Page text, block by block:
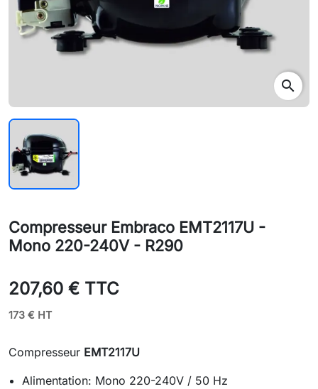
search
Compresseur Embraco EMT2117U -
Mono 220-240V - R290
207,60 € TTC
173 € HT
Compresseur EMT2117U
Alimentation: Mono 220-240V / 50 Hz